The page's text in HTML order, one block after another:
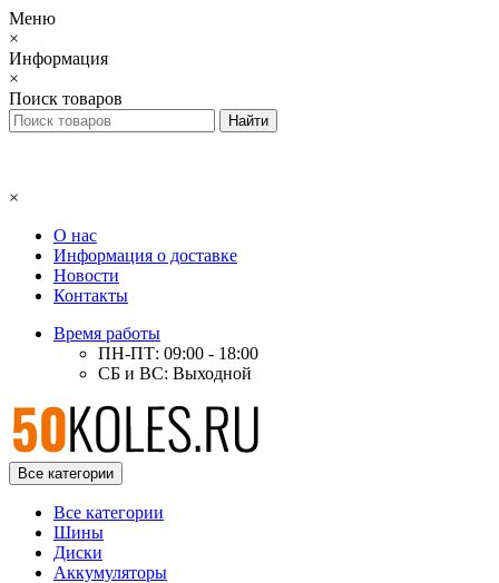
Меню
×
Информация
×
Поиск товаров
×
О нас
Информация о доставке
Новости
Контакты
Время работы
ПН-ПТ: 09:00 - 18:00
СБ и ВС: Выходной
Все категории
Все категории
Шины
Диски
Аккумуляторы